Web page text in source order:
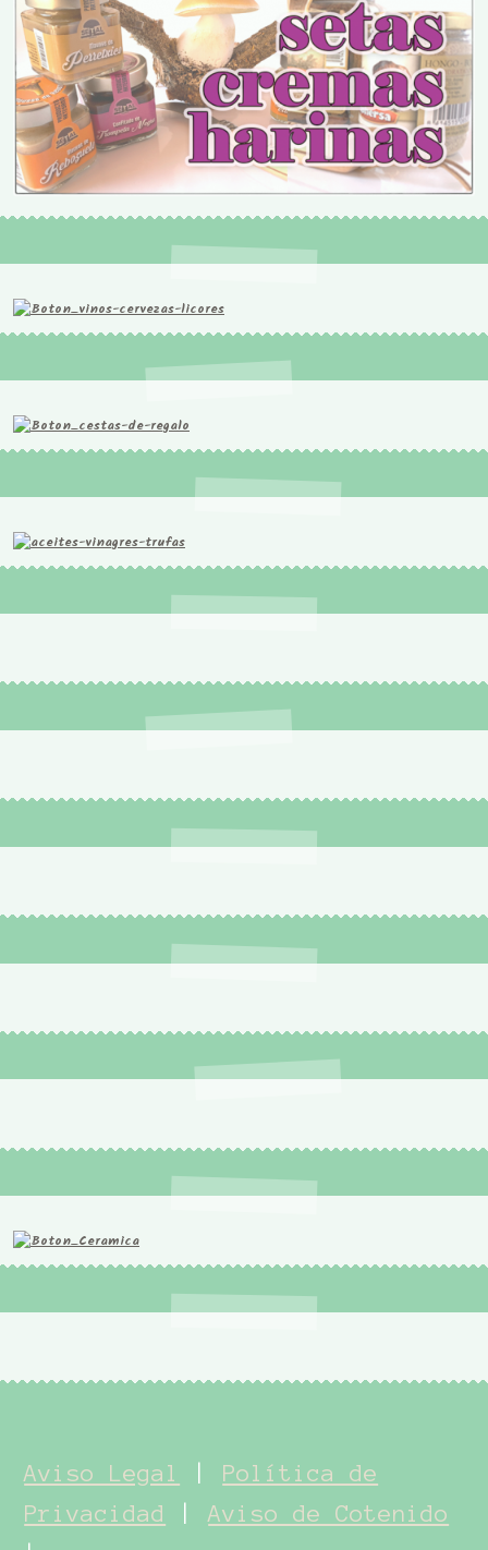
Aviso Legal
Política de
Privacidad
|Aviso de Cotenido